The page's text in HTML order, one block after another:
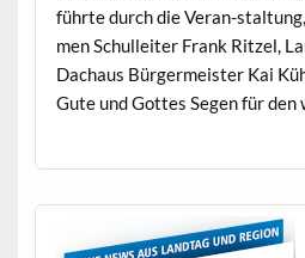
führte durch die Ver­an-
men Schulleit­er Frank Ritzel,
Dachaus Bürg­er­meis­ter Kai
Gute und Gottes Segen für